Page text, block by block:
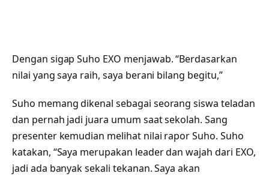
Dengan sigap Suho EXO menjawab. “Berdasarkan
nilai yang saya raih, saya berani bilang begitu,”
Suho memang dikenal sebagai seorang siswa teladan
dan pernah jadi juara umum saat sekolah. Sang
presenter kemudian melihat nilai rapor Suho. Suho
katakan, “Saya merupakan leader dan wajah dari EXO,
jadi ada banyak sekali tekanan. Saya akan